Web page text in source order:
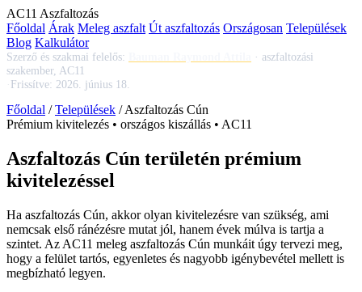
AC11 Aszfaltozás
Főoldal Árak Meleg aszfalt Út aszfaltozás Országosan Települések
Blog Kalkulátor
Szerző és szakmai felelős: · aszfaltozási
szakember, AC11
Frissítve: 2026. június 18.
Főoldal /Települések /Aszfaltozás Cún
Prémium kivitelezés • országos kiszállás • AC11
Aszfaltozás Cún területén prémium
kivitelezéssel
Ha aszfaltozás Cún, akkor olyan kivitelezésre van szükség, ami
nemcsak első ránézésre mutat jól, hanem évek múlva is tartja a
szintet. Az AC11 meleg aszfaltozás Cún munkáit úgy tervezi meg,
hogy a felület tartós, egyenletes és nagyobb igénybevétel mellett is
megbízható legyen.